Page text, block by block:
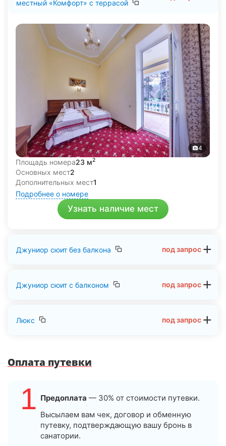
местный «Комфорт» с террасой
4
Площадь номера23 м2
Основных мест2
Дополнительных мест1
Подробнее о номере
Узнать наличие мест
Джуниор сюит без балкона под запрос
Джуниор сюит с балконом под запрос
Люкс под запрос
Оплата путевки
1 Предоплата — 30% от стоимости путевки.
Высылаем вам чек, договор и обменную
путевку, подтверждающую вашу бронь в
санатории.